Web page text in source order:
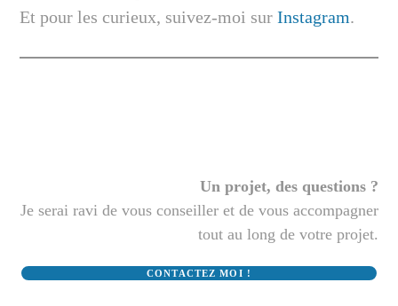
Et pour les curieux, suivez-moi surInstagram.
Un projet, des questions ?
Je serai ravi de vous conseiller et de vous accompagner
tout au long de votre projet.
CONTACTEZ MOI !